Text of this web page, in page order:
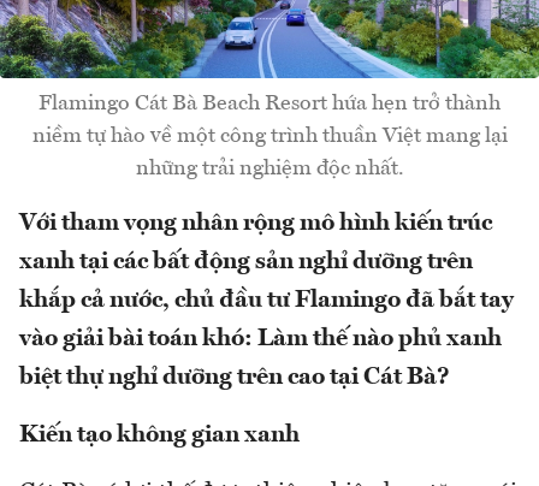
Flamingo Cát Bà Beach Resort hứa hẹn trở thành
niềm tự hào về một công trình thuần Việt mang lại
những trải nghiệm độc nhất.
Với tham vọng nhân rộng mô hình kiến trúc
xanh tại các bất động sản nghỉ dưỡng trên
khắp cả nước, chủ đầu tư Flamingo đã bắt tay
vào giải bài toán khó: Làm thế nào phủ xanh
biệt thự nghỉ dưỡng trên cao tại Cát Bà?
Kiến tạo không gian xanh